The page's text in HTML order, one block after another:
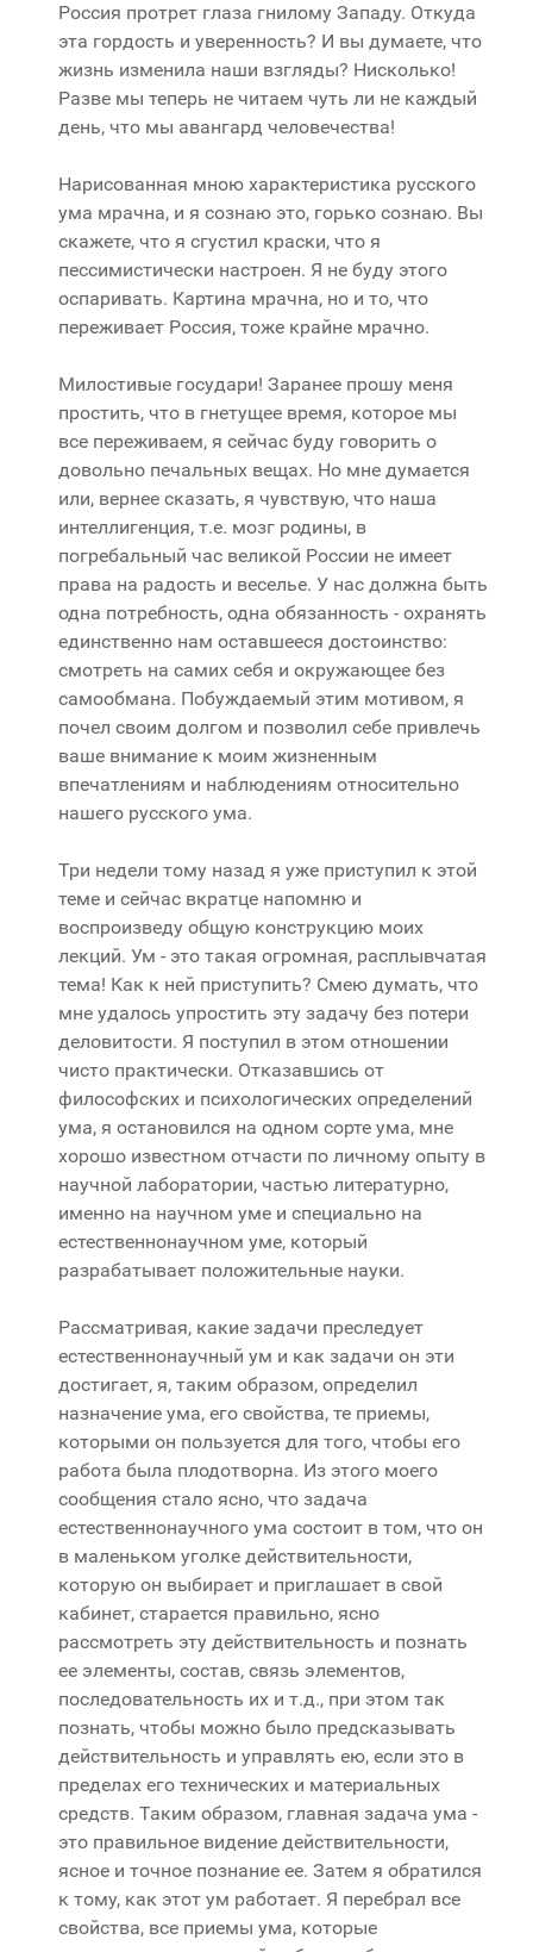
Россия протрет глаза гнилому Западу. Откуда
эта гордость и уверенность? И вы думаете, что
жизнь изменила наши взгляды? Нисколько!
Разве мы теперь не читаем чуть ли не каждый
день, что мы авангард человечества!
Нарисованная мною характеристика русского
ума мрачна, и я сознаю это, горько сознаю. Вы
скажете, что я сгустил краски, что я
пессимистически настроен. Я не буду этого
оспаривать. Картина мрачна, но и то, что
переживает Россия, тоже крайне мрачно.
Милостивые государи! Заранее прошу меня
простить, что в гнетущее время, которое мы
все переживаем, я сейчас буду говорить о
довольно печальных вещах. Но мне думается
или, вернее сказать, я чувствую, что наша
интеллигенция, т.е. мозг родины, в
погребальный час великой России не имеет
права на радость и веселье. У нас должна быть
одна потребность, одна обязанность - охранять
единственно нам оставшееся достоинство:
смотреть на самих себя и окружающее без
самообмана. Побуждаемый этим мотивом, я
почел своим долгом и позволил себе привлечь
ваше внимание к моим жизненным
впечатлениям и наблюдениям относительно
нашего русского ума.
Три недели тому назад я уже приступил к этой
теме и сейчас вкратце напомню и
воспроизведу общую конструкцию моих
лекций. Ум - это такая огромная, расплывчатая
тема! Как к ней приступить? Смею думать, что
мне удалось упростить эту задачу без потери
деловитости. Я поступил в этом отношении
чисто практически. Отказавшись от
философских и психологических определений
ума, я остановился на одном сорте ума, мне
хорошо известном отчасти по личному опыту в
научной лаборатории, частью литературно,
именно на научном уме и специально на
естественнонаучном уме, который
разрабатывает положительные науки.
Рассматривая, какие задачи преследует
естественнонаучный ум и как задачи он эти
достигает, я, таким образом, определил
назначение ума, его свойства, те приемы,
которыми он пользуется для того, чтобы его
работа была плодотворна. Из этого моего
сообщения стало ясно, что задача
естественнонаучного ума состоит в том, что он
в маленьком уголке действительности,
которую он выбирает и приглашает в свой
кабинет, старается правильно, ясно
рассмотреть эту действительность и познать
ее элементы, состав, связь элементов,
последовательность их и т.д., при этом так
познать, чтобы можно было предсказывать
действительность и управлять ею, если это в
пределах его технических и материальных
средств. Таким образом, главная задача ума -
это правильное видение действительности,
ясное и точное познание ее. Затем я обратился
к тому, как этот ум работает. Я перебрал все
свойства, все приемы ума, которые